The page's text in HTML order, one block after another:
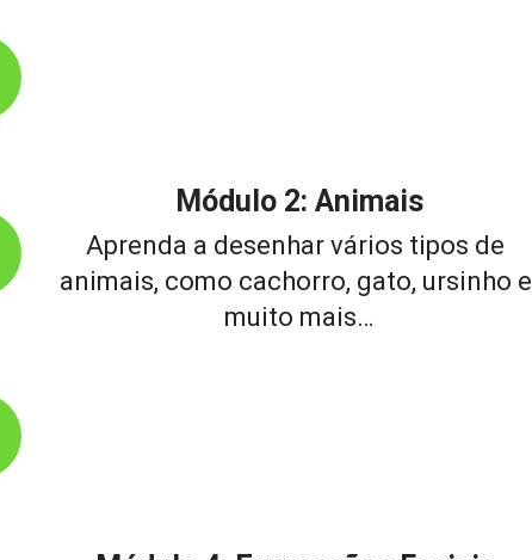
Módulo 2: Animais
Aprenda a desenhar vários tipos de
animais, como cachorro, gato, ursinho e
muito mais…